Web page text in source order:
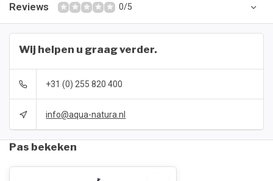
Reviews 0/5
Wij helpen u graag verder.
+31 (0) 255 820 400
info@aqua-natura.nl
Pas bekeken